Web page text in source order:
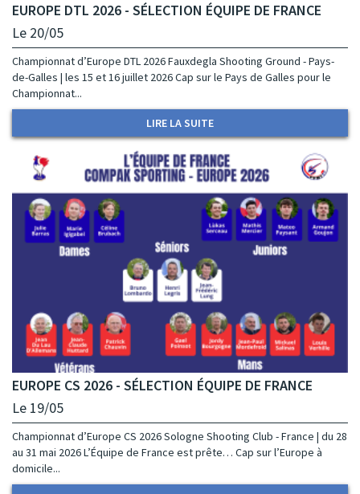
EUROPE DTL 2026 - SÉLECTION ÉQUIPE DE FRANCE
Le 20/05
Championnat d’Europe DTL 2026 Fauxdegla Shooting Ground - Pays-
de-Galles | les 15 et 16 juillet 2026 Cap sur le Pays de Galles pour le
Championnat...
LIRE LA SUITE
EUROPE CS 2026 - SÉLECTION ÉQUIPE DE FRANCE
Le 19/05
Championnat d’Europe CS 2026 Sologne Shooting Club - France | du 28
au 31 mai 2026 L’Équipe de France est prête… Cap sur l’Europe à
domicile...